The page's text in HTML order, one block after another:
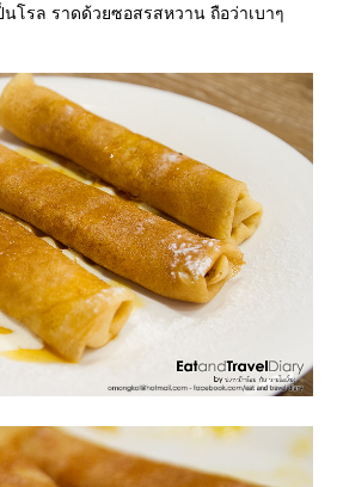
โรล ราดด้วยซอสรสหวาน ถือว่าเบาๆ